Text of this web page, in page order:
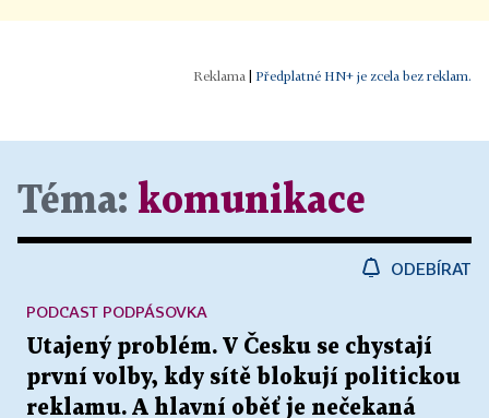
Předplatné HN+ je zcela bez reklam.
Téma: komunikace
ODEBÍRAT
Utajený problém. V Česku se chystají
první volby, kdy sítě blokují politickou
reklamu. A hlavní oběť je nečekaná
PODCAST PODPÁSOVKA